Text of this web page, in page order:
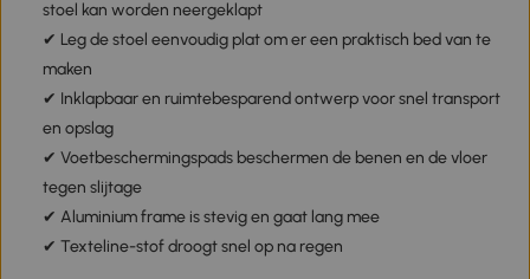
stoel kan worden neergeklapt
✔ Leg de stoel eenvoudig plat om er een praktisch bed van te
maken
✔ Inklapbaar en ruimtebesparend ontwerp voor snel transport
en opslag
✔ Voetbeschermingspads beschermen de benen en de vloer
tegen slijtage
✔ Aluminium frame is stevig en gaat lang mee
✔ Texteline-stof droogt snel op na regen